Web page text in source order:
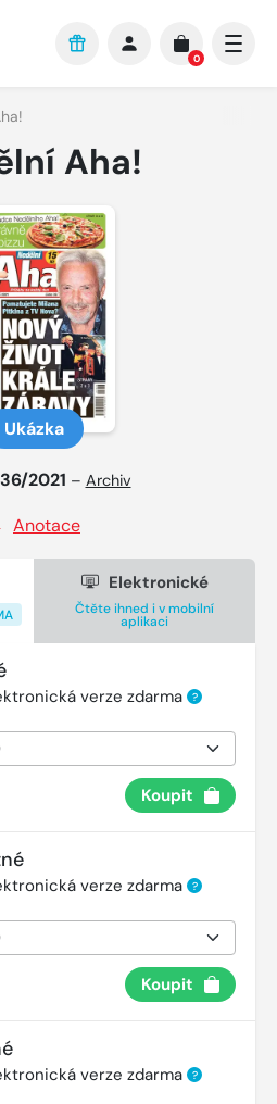
0
Aha!
Ukázka
36/2021 – Archiv
Anotace
Elektronické
Čtěte ihned i v mobilní
aplikaci
verze zdarma ?
Koupit
verze zdarma ?
Koupit
verze zdarma ?